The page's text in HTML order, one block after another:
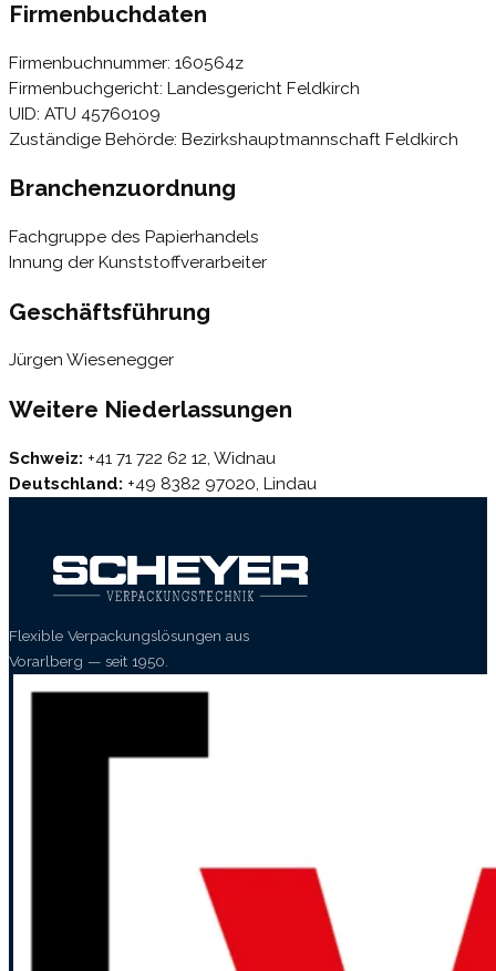
Firmenbuchdaten
Firmenbuchnummer: 160564z
Firmenbuchgericht: Landesgericht Feldkirch
UID: ATU 45760109
Zuständige Behörde: Bezirkshauptmannschaft Feldkirch
Branchenzuordnung
Fachgruppe des Papierhandels
Innung der Kunststoffverarbeiter
Geschäftsführung
Jürgen Wiesenegger
Weitere Niederlassungen
Schweiz: +41 71 722 62 12, Widnau
Deutschland: +49 8382 97020, Lindau
Flexible Verpackungslösungen aus
Vorarlberg — seit 1950.